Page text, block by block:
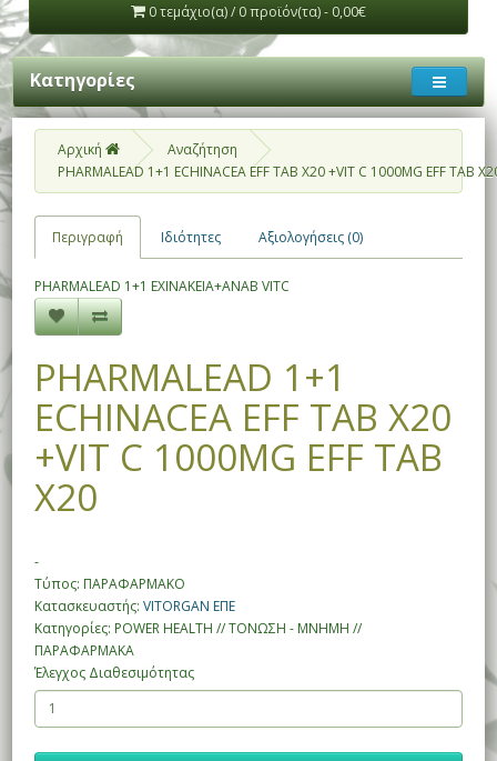
0 τεμάχιο(α) / 0 προϊόν(τα) - 0,00€
Κατηγορίες
Αρχική
Αναζήτηση
PHARMALEAD 1+1 ECHINACEA EFF TAB X20 +VIT C 1000MG EFF TAB
Περιγραφή Ιδιότητες Αξιολογήσεις (0)
PHARMALEAD 1+1 ΕΧΙΝΑΚΕΙΑ+ΑΝΑΒ VITC
PHARMALEAD 1+1
ECHINACEA EFF TAB X20
+VIT C 1000MG EFF TAB
X20
-
Τύπος: ΠΑΡΑΦΑΡΜΑΚΟ
Κατασκευαστής:VITORGAN ΕΠΕ
Κατηγορίες: POWER HEALTH // ΤΟΝΩΣΗ - ΜΝΗΜΗ //
ΠΑΡΑΦΑΡΜΑΚΑ
Έλεγχος Διαθεσιμότητας